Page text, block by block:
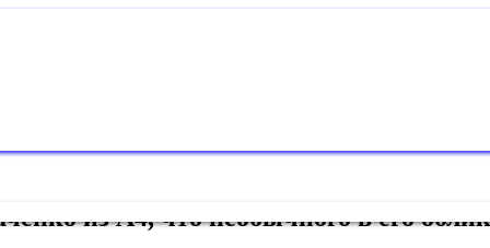
из А4, что необычного в его